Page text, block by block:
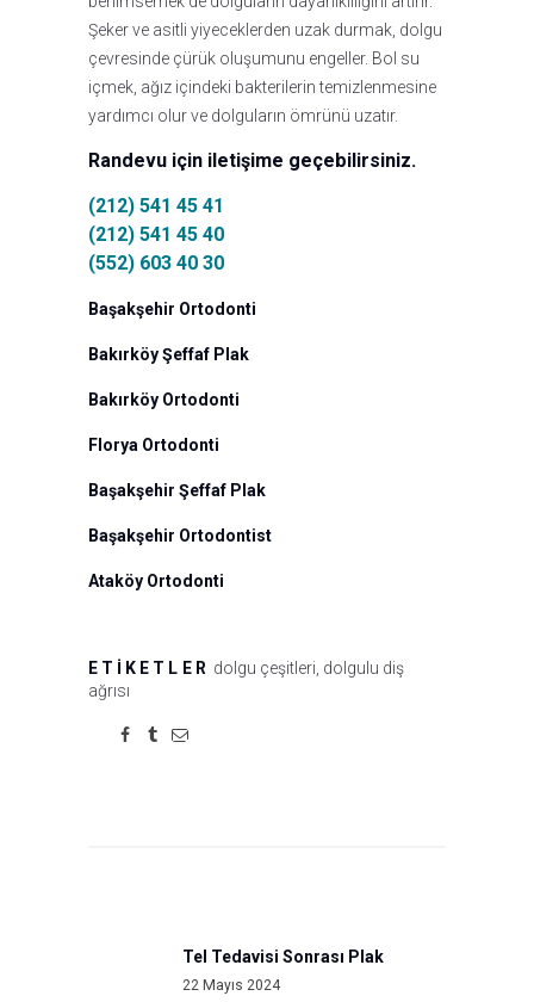
Şeker ve asitli yiyeceklerden uzak durmak, dolgu
çevresinde çürük oluşumunu engeller. Bol su
içmek, ağız içindeki bakterilerin temizlenmesine
yardımcı olur ve dolguların ömrünü uzatır.
Randevu için iletişime geçebilirsiniz.
(212) 541 45 41
(212) 541 45 40
(552) 603 40 30
Başakşehir Ortodonti
Bakırköy Şeffaf Plak
Bakırköy Ortodonti
Florya Ortodonti
Başakşehir Şeffaf Plak
Başakşehir Ortodontist
Ataköy Ortodonti
ETIKETLER dolgu çeşitleri dolgulu diş
ağrısı
Previous
post:
Tel Tedavisi Sonrası Plak
22 Mayıs 2024